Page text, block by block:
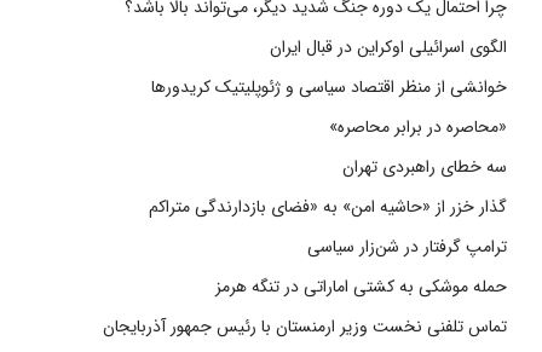
چرا احتمال یک دوره جنگ شدید دیگر، می‌تواند بالا باشد؟
الگوی اسرائیلی اوکراین در قبال ایران
خوانشی از منظر اقتصاد سیاسی و ژئوپلیتیک کریدورها
«محاصره در برابر محاصره»
سه خطای راهبردی تهران
گذار خزر از «حاشیه امن» به «فضای بازدارندگی متراکم
ترامپ گرفتار در شن‌زار سیاسی
حمله موشکی به کشتی اماراتی در تنگه هرمز
تماس تلفنی نخست وزیر ارمنستان با رئیس جمهور آذربایجان